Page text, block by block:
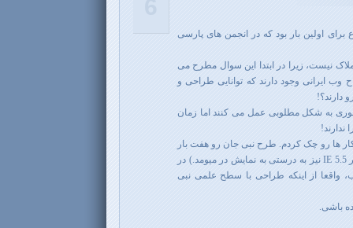
اولین بار بود که در انجمن های پارسی
نیست، زیرا در ابتدا این سوال مطرح می
ایرانی وجود دارند که توانایی طراحی و
دارند؟!
به شکل مطلوبی عمل می کنند اما زمان
ندارند!
کار ها رو چک کردم. طرح نبی جان رو هفت بار
چک کردم (البته تنها طرحی بود که در IE 5.5 نیز به درستی به نمایش در میومد.) در
واقعا از اینکه طراحی با سطح علمی نبی
باشی.